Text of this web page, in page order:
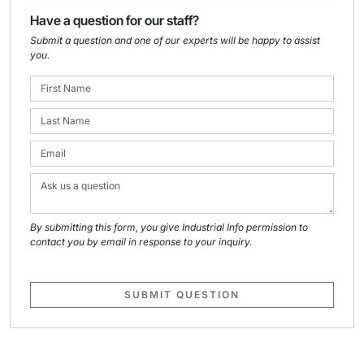
Have a question for our staff?
Submit a question and one of our experts will be happy to assist
you.
By submitting this form, you give Industrial Info permission to
contact you by email in response to your inquiry.
SUBMIT QUESTION